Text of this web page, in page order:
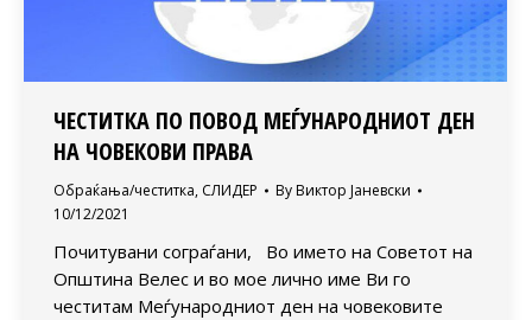
ЧЕСТИТКА ПО ПОВОД МЕЃУНАРОДНИОТ ДЕН
НА ЧОВЕКОВИ ПРАВА
Обраќања/честитка, СЛИДЕР By Виктор Јаневски
10/12/2021
Почитувани сограѓани, Во името на Советот на
Општина Велес и во мое лично име Ви го
честитам Меѓународниот ден на човековите